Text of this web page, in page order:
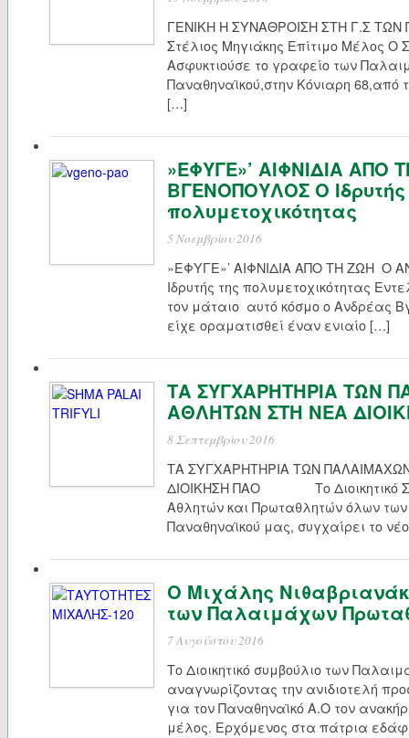
ΓΕΝΙΚΗ Η ΣΥΝΑΘΡΟΙΣΗ ΣΤΗ Γ.Σ ΤΩΝ
Στέλιος Μηγιάκης Επίτιμο Μέλος
Ασφυκτιούσε το γραφείο των
Παναθηναϊκού,στην Κόνιαρη
[…]
»ΕΦΥΓΕ»’ ΑΙΦΝΙΔΙΑ
ΒΓΕΝΟΠΟΥΛΟΣ Ο Ιδρυτής
πολυμετοχικότητας
5 Νοεμβρίου 2016
»ΕΦΥΓΕ»’ ΑΙΦΝΙΔΙΑ ΑΠΟ ΤΗ ΖΩΗ Ο
Ιδρυτής της πολυμετοχικότητας
τον μάταιο αυτό κόσμο ο Ανδρέας
είχε οραματισθεί έναν ενιαίο […]
ΤΑ ΣΥΓΧΑΡΗΤΗΡΙΑ ΤΩΝ
ΑΘΛΗΤΩΝ ΣΤΗ ΝΕΑ
8 Σεπτεμβρίου 2016
ΤΑ ΣΥΓΧΑΡΗΤΗΡΙΑ ΤΩΝ
ΔΙΟΙΚΗΣΗ ΠΑΟ Το Διοικητικό
Αθλητών και Πρωταθλητών όλων
Παναθηναϊκού μας, συγχαίρει το
Ο Μιχάλης
των Παλαιμάχων
7 Αυγούστου 2016
Το Διοικητικό συμβούλιο των
αναγνωρίζοντας την ανιδιοτελή
για τον Παναθηναϊκό Α.Ο τον
μέλος. Ερχόμενος στα πάτρια